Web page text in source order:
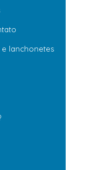
lanchonetes